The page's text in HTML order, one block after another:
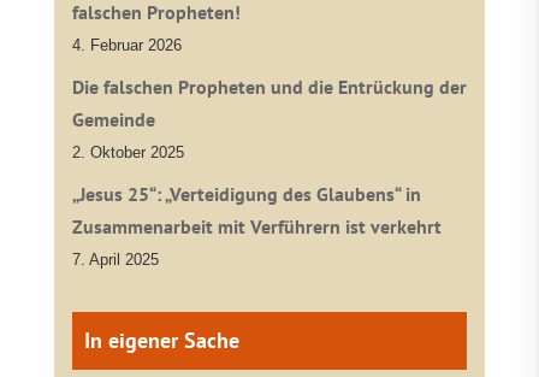
falschen Propheten!
4. Februar 2026
Die falschen Propheten und die Entrückung der
Gemeinde
2. Oktober 2025
„Jesus 25“: „Verteidigung des Glaubens“ in
Zusammenarbeit mit Verführern ist verkehrt
7. April 2025
In eigener Sache